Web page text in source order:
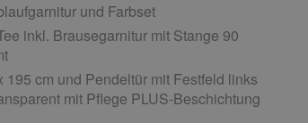
und Farbset
inkl. Brausegarnitur mit Stange 90
cm und Pendeltür mit Festfeld links
mit Pflege PLUS-Beschichtung